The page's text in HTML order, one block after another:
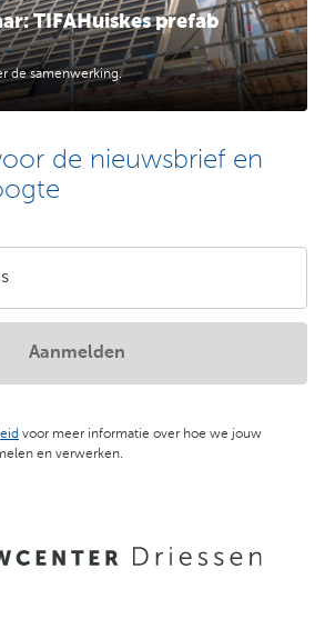
TIFAHuiskes prefab
de samenwerking.
de nieuwsbrief en
voor meer informatie over hoe we jouw
en verwerken.
Aanmelden